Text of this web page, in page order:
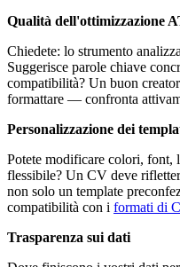
Qualità dell'ottimizzazione
Chiedete: lo strumento
Suggerisce parole chiave
compatibilità? Un buon
formattare — confronta
Personalizzazione dei
Potete modificare colori, font,
flessibile? Un CV deve
non solo un template
compatibilità con i formati di
Trasparenza sui dati